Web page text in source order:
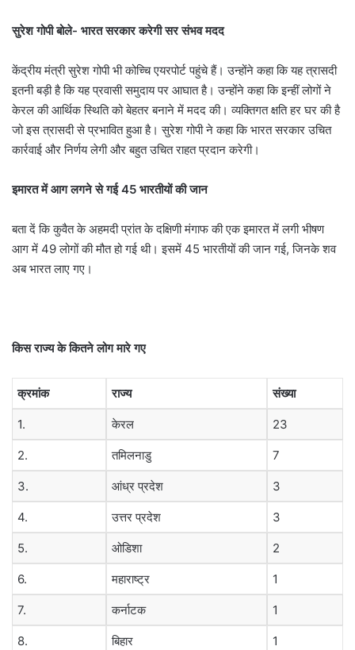
सुरेश गोपी बोले- भारत सरकार करेगी सर संभव मदद
केंद्रीय मंत्री सुरेश गोपी भी कोच्चि एयरपोर्ट पहुंचे हैं। उन्होंने कहा कि यह त्रासदी
इतनी बड़ी है कि यह प्रवासी समुदाय पर आघात है। उन्होंने कहा कि इन्हीं लोगों ने
केरल की आर्थिक स्थिति को बेहतर बनाने में मदद की। व्यक्तिगत क्षति हर घर की है
जो इस त्रासदी से प्रभावित हुआ है। सुरेश गोपी ने कहा कि भारत सरकार उचित
कार्रवाई और निर्णय लेगी और बहुत उचित राहत प्रदान करेगी।
इमारत में आग लगने से गई 45 भारतीयों की जान
बता दें कि कुवैत के अहमदी प्रांत के दक्षिणी मंगाफ की एक इमारत में लगी भीषण
आग में 49 लोगों की मौत हो गई थी। इसमें 45 भारतीयों की जान गई, जिनके शव
अब भारत लाए गए।
किस राज्य के कितने लोग मारे गए
क्रमांक राज्य संख्या
1. केरल 23
2. तमिलनाडु 7
3. आंध्र प्रदेश 3
4. उत्तर प्रदेश 3
5. ओडिशा 2
6. महाराष्ट्र 1
7. कर्नाटक 1
8. बिहार 1